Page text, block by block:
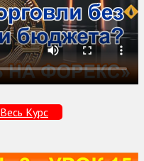
Весь Курс